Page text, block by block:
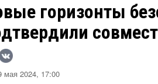
горизонты
мая 2024, 17:00